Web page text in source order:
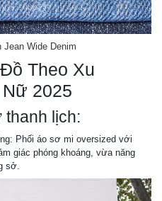
Jean Wide Denim
Theo Xu
2025
thanh lịch:
Phối áo sơ mi oversized với
giác phóng khoáng, vừa năng
sở.